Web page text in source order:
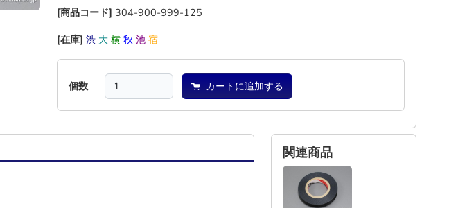
[商品コード] 304-900-999-125
[在庫] 渋 大 横 秋 池 宿
個数 カートに追加する
関連商品